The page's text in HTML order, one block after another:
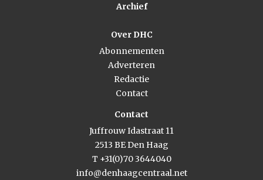
Archief
Over DHC
Abonnementen
Adverteren
Redactie
Contact
Contact
Juffrouw Idastraat 11
2513 BE Den Haag
T +31(0)70 3644040
info@denhaagcentraal.net